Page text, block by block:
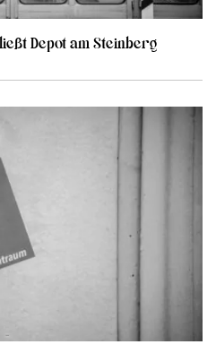
Depot am Steinberg